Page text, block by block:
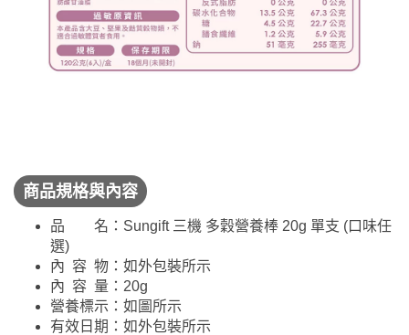
商品規格與內容
品 名：Sungift 三機 多穀營養棒 20g 單支 (口味任
選)
內 容 物：如外包裝所示
內 容 量：20g
營養標示：如圖所示
有效日期：如外包裝所示